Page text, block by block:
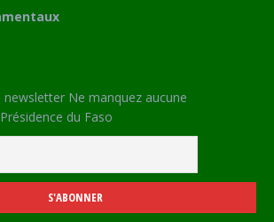
Ne manquez aucune
du Faso